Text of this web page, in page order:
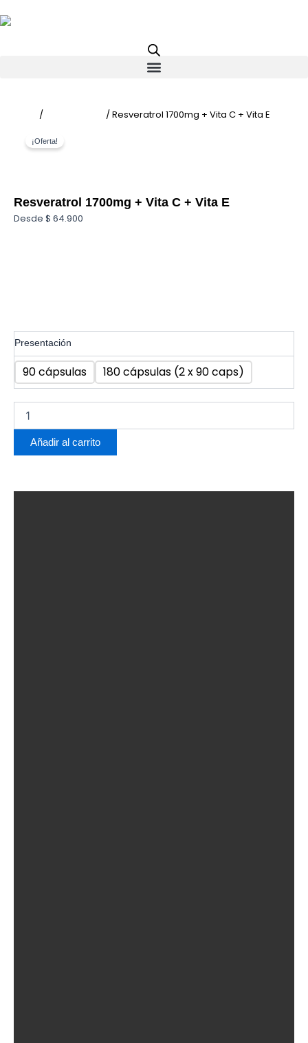
al
/ / Resveratrol 1700mg + Vita C + Vita E
¡Oferta!
Resveratrol 1700mg + Vita C + Vita E
Desde $ 64.900
Presentación
90 cápsulas 180 cápsulas (2 x 90 caps)
Resveratrol
+
Vita
C
+
Vita
E
cantidad
Añadir al carrito